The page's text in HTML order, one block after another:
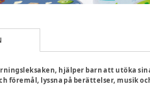
hjälper barn att utöka
föremål, lyssna på berättelser, musik